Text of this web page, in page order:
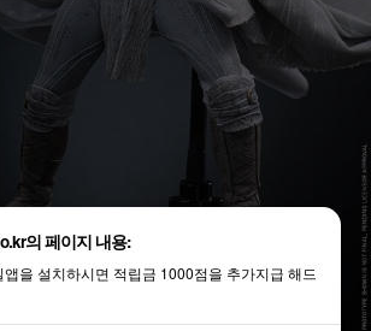
의 페이지 내용:
을 설치하시면 적립금 1000점을 추가지급 해드